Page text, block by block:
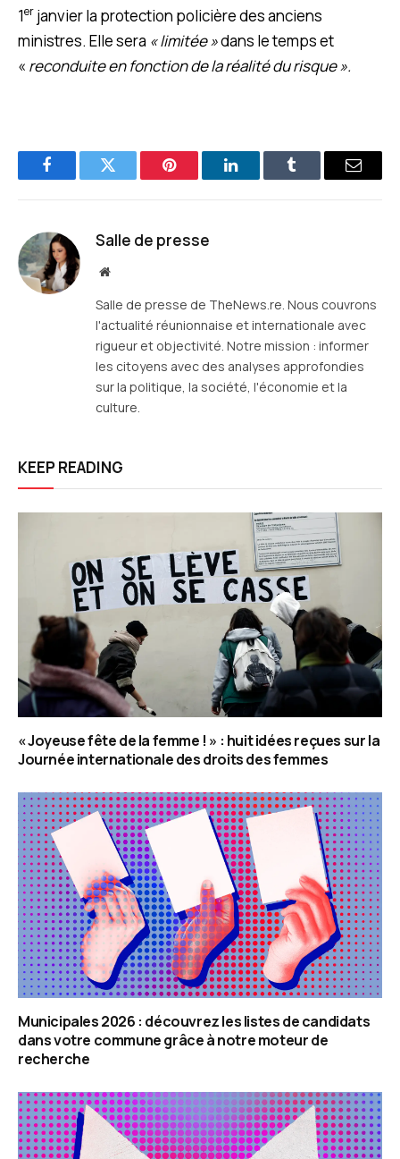
1er janvier la protection policière des anciens
ministres. Elle sera « limitée »dans le temps et
« reconduite en fonction de la réalité du risque ».
FacebookTwitter Pinterest LinkedInTumblr
E-
Salle de presse
Site
Salle de presse de TheNews.re. Nous couvrons
l'actualité réunionnaise et internationale avec
rigueur et objectivité. Notre mission : informer
les citoyens avec des analyses approfondies
sur la politique, la société, l'économie et la
culture.
KEEP READING
« Joyeuse fête de la femme ! » : huit idées reçues sur la
Journée internationale des droits des femmes
Municipales 2026 : découvrez les listes de candidats
dans votre commune grâce à notre moteur de
recherche